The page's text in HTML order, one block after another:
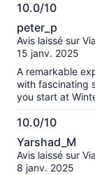
10.0/10
10.0
sur
10
peter_p
Avis laissé sur
15 janv. 2025
A remarkable
with fascinating
you start at
10.0/10
10.0
sur
10
Yarshad_M
Avis laissé sur
8 janv. 2025